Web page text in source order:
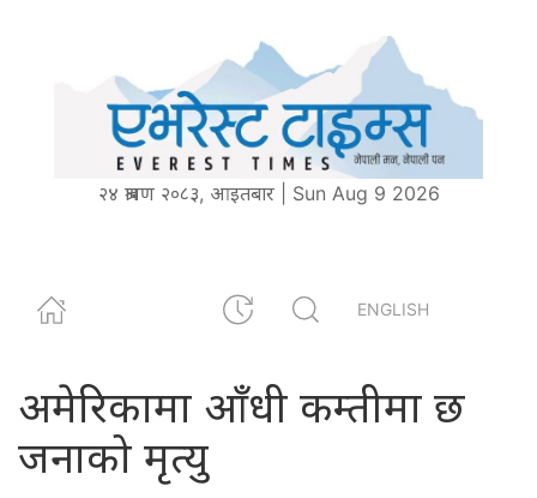
२४ श्रावण २०८३, आइतबार | Sun Aug 9 2026
ENGLISH
अमेरिकामा आँधी कम्तीमा छ
जनाको मृत्यु